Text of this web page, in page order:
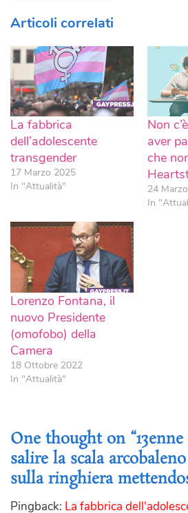
Articoli correlati
La fabbrica
dell’adolescente
transgender
17 Marzo 2025
In "Attualità"
Non
aver
che
24
In
Lorenzo Fontana, il
nuovo Presidente
(omofobo) della
Camera
18 Ottobre 2022
In "Attualità"
One thought on
salire la scala
sulla ringhiera
Pingback: La fabbrica